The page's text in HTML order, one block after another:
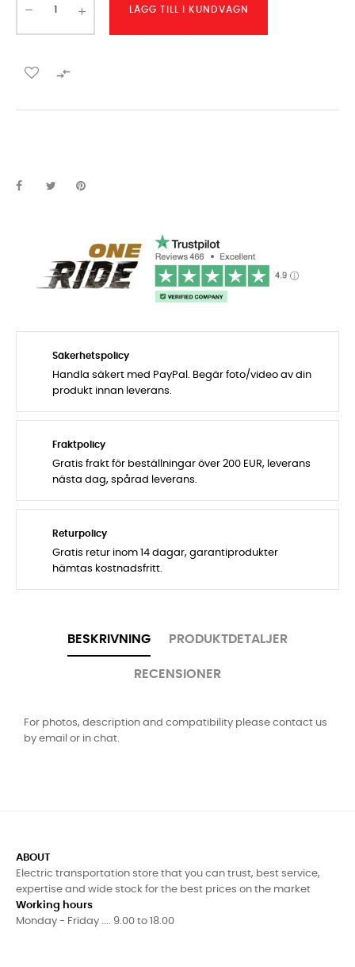
LÄGG TILL I KUNDVAGN

Säkerhetspolicy
Handla säkert med PayPal. Begär foto/video av din
produkt innan leverans.
Fraktpolicy
Gratis frakt för beställningar över 200 EUR, leverans
nästa dag, spårad leverans.
Returpolicy
Gratis retur inom 14 dagar, garantiprodukter
hämtas kostnadsfritt.
BESKRIVNING PRODUKTDETALJER
RECENSIONER
For photos, description and compatibility please contact us
by email or in chat.
ABOUT
Electric transportation store that you can trust, best service,
expertise and wide stock for the best prices on the market
Working hours
Monday - Friday .... 9.00 to 18.00